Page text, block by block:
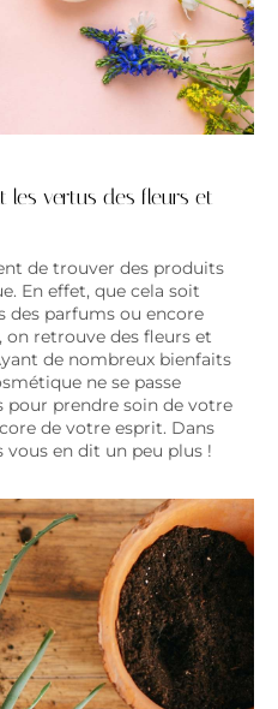
les vertus des fleurs et
de trouver des produits
En effet, que cela soit
des parfums ou encore
on retrouve des fleurs et
de nombreux bienfaits
ne se passe
pour prendre soin de votre
de votre esprit. Dans
vous en dit un peu plus !